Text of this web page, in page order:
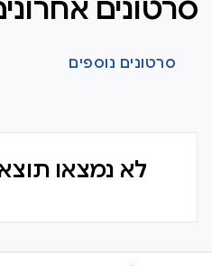
סרטונים
סרטונים נוספים
לא נמצאו